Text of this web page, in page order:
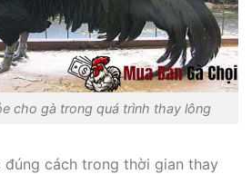
cho gà trong quá trình thay lông
đúng cách trong thời gian thay